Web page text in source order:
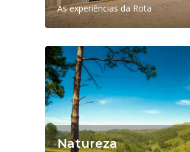
As experiências da Rota
Natureza